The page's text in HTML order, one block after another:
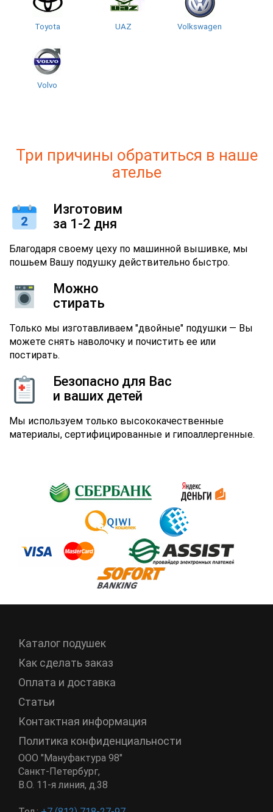
Toyota UAZ Volkswagen
Volvo
Три причины обратиться в наше
ателье
Изготовим
за 1-2 дня
Благодаря своему цеху по машинной вышивке, мы
пошьем Вашу подушку действительно быстро.
Можно
стирать
Только мы изготавливаем "двойные" подушки — Вы
можете снять наволочку и почистить ее или
постирать.
Безопасно для Вас
и ваших детей
Мы используем только высококачественные
материалы, сертифицированные и гипоаллергенные.
Каталог подушек
Как сделать заказ
Оплата и доставка
Статьи
Контактная информация
Политика конфиденциальности
ООО "Мануфактура 98"
Санкт-Петербург,
В.О. 11-я линия, д.38